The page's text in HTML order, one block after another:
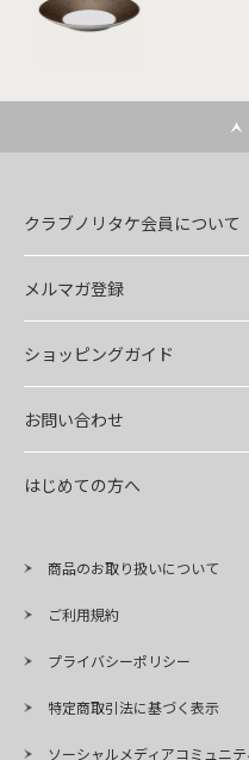
クラブノリタケ会員について
メルマガ登録
ショッピングガイド
お問い合わせ
はじめての方へ
商品のお取り扱いについて
ご利用規約
プライバシーポリシー
特定商取引法に基づく表示
ソーシャルメディアコミュニ